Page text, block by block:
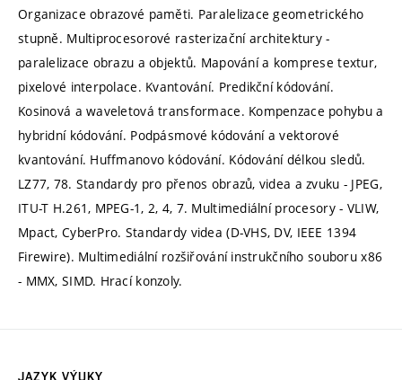
Organizace obrazové paměti. Paralelizace geometrického
stupně. Multiprocesorové rasterizační architektury -
paralelizace obrazu a objektů. Mapování a komprese textur,
pixelové interpolace. Kvantování. Predikční kódování.
Kosinová a waveletová transformace. Kompenzace pohybu a
hybridní kódování. Podpásmové kódování a vektorové
kvantování. Huffmanovo kódování. Kódování délkou sledů.
LZ77, 78. Standardy pro přenos obrazů, videa a zvuku - JPEG,
ITU-T H.261, MPEG-1, 2, 4, 7. Multimediální procesory - VLIW,
Mpact, CyberPro. Standardy videa (D-VHS, DV, IEEE 1394
Firewire). Multimediální rozšiřování instrukčního souboru x86
- MMX, SIMD. Hrací konzoly.
JAZYK VÝUKY